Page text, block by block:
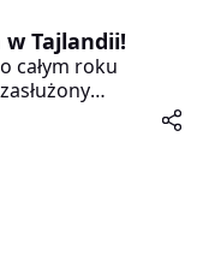
Tajlandii!
całym roku